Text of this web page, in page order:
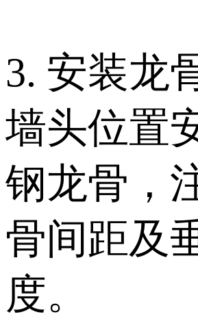
3. 安装龙
墙头位置
钢龙骨，
骨间距及
度。